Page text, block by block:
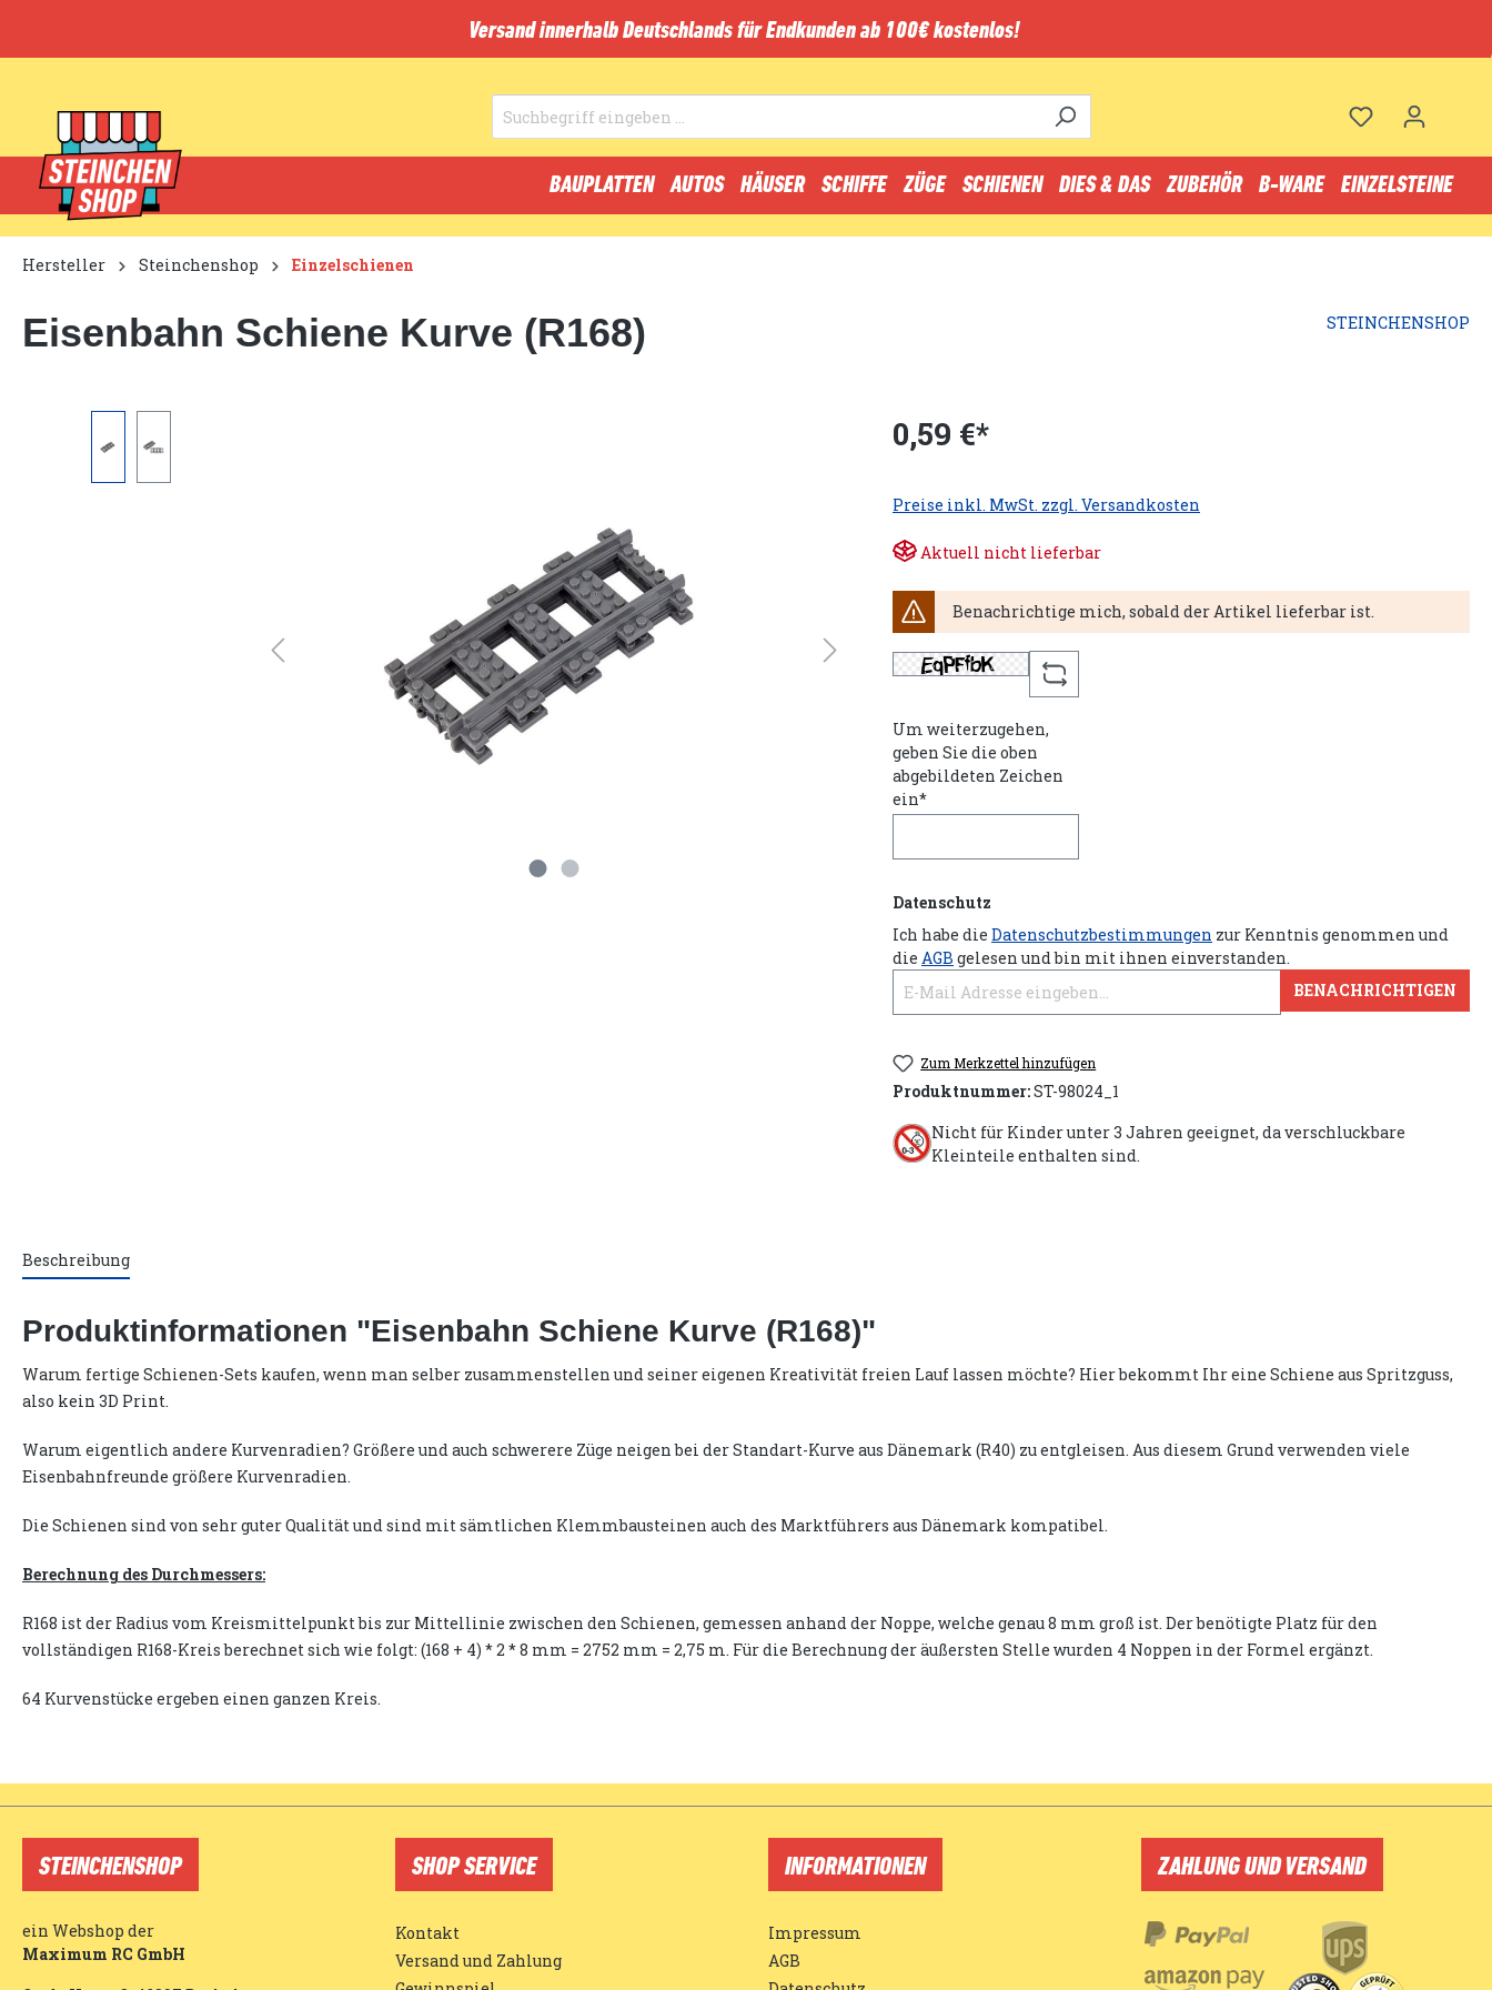
Versand innerhalb Deutschlands für Endkunden ab 100€ kostenlos!
BAUPLATTEN AUTOS HÄUSER SCHIFFE ZÜGE SCHIENEN DIES & DAS ZUBEHÖR B-WARE EINZELSTEINE
Hersteller Steinchenshop Einzelschienen
Eisenbahn Schiene Kurve (R168) STEINCHENSHOP
0,59 €*
Preise inkl. MwSt. zzgl. Versandkosten
Aktuell nicht lieferbar
Benachrichtige mich, sobald der Artikel lieferbar ist.
Um weiterzugehen,
geben Sie die oben
abgebildeten Zeichen
ein*
Datenschutz
Ich habe die Datenschutzbestimmungen zur Kenntnis genommen und
die AGB gelesen und bin mit ihnen einverstanden.
BENACHRICHTIGEN
Zum Merkzettel hinzufügen
Produktnummer:ST-98024_1
Nicht für Kinder unter 3 Jahren geeignet, da verschluckbare
Kleinteile enthalten sind.
Beschreibung
Produktinformationen "Eisenbahn Schiene Kurve (R168)"
Warum fertige Schienen-Sets kaufen, wenn man selber zusammenstellen und seiner eigenen Kreativität freien Lauf lassen möchte? Hier bekommt Ihr eine Schiene aus Spritzguss,
also kein 3D Print.
Warum eigentlich andere Kurvenradien? Größere und auch schwerere Züge neigen bei der Standart-Kurve aus Dänemark (R40) zu entgleisen. Aus diesem Grund verwenden viele
Eisenbahnfreunde größere Kurvenradien.
Die Schienen sind von sehr guter Qualität und sind mit sämtlichen Klemmbausteinen auch des Marktführers aus Dänemark kompatibel.
Berechnung des Durchmessers:
R168 ist der Radius vom Kreismittelpunkt bis zur Mittellinie zwischen den Schienen, gemessen anhand der Noppe, welche genau 8 mm groß ist. Der benötigte Platz für den
vollständigen R168-Kreis berechnet sich wie folgt: (168 + 4) * 2 * 8 mm = 2752 mm = 2,75 m. Für die Berechnung der äußersten Stelle wurden 4 Noppen in der Formel ergänzt.
64 Kurvenstücke ergeben einen ganzen Kreis.
STEINCHENSHOP
ein Webshop der
Maximum RC GmbH
SHOP SERVICE
Kontakt
Versand und Zahlung
INFORMATIONEN
Impressum
AGB
ZAHLUNG UND VERSAND